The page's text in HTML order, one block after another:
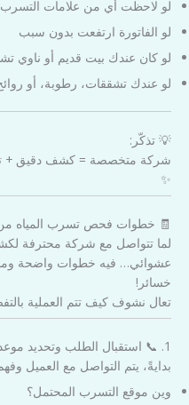
لو لاحظت أي من علامات التسرب
لو الفاتورة ارتفعت بدون سبب
لو كان عندك بيت قديم أو ناوي
لو عندك تشققات، رطوبة، أو
💡 تذكّر:
شركة متخصصة = كشف دقيق +
✨
🧾 خطوات فحص تسرب المياه
لما تتواصل مع شركة محترفة
عشوائي… فيه خطوات واضحة
خسائر!
تعال نشوف كيف تتم العملية
1. 📞 استقبال الطلب وتحديد موعد
بدايةً، يتم التواصل مع العميل
وين موقع التسرب المحتمل؟